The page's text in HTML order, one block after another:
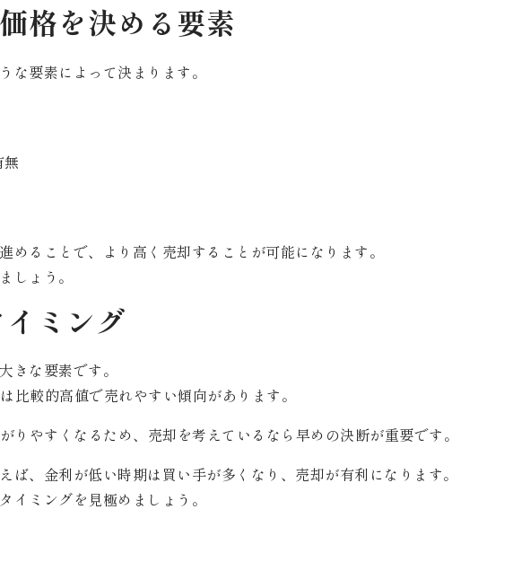
格を決める要素
な要素によって決まります。
めることで、より高く売却することが可能になります。
しょう。
ミング
きな要素です。
比較的高値で売れやすい傾向があります。
りやすくなるため、売却を考えているなら早めの決断が重要です。
ば、金利が低い時期は買い手が多くなり、売却が有利になります。
イミングを見極めましょう。